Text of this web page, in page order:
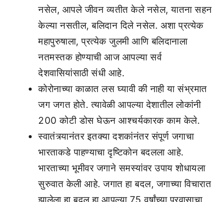
नसेल, आपले जीवन व्यतीत केले नसेल, यातना सहन
केल्या नसतील, बलिदान दिले नसेल. अशा प्रत्येक
महापुरुषाला, प्रत्येक जुलमी आणि बलिदानाला
नतमस्तक होण्याची आज आपल्या सर्व
देशवासियांसाठी संधी आहे.
कोरोनाच्या काळात लस घ्यावी की नाही या संभ्रमात
जग जगत होते. त्यावेळी आपल्या देशातील लोकांनी
200 कोटी डोस घेऊन आश्चर्यकारक काम केले.
स्वातंत्र्यानंतर इतक्या दशकांनंतर संपूर्ण जगाचा
भारताकडे पाहण्याचा दृष्टिकोन बदलला आहे.
भारताच्या भूमीवर जगाने समस्यांवर उपाय शोधायला
सुरुवात केली आहे. जगात हा बदल, जगाच्या विचारात
झालेला हा बदल हा आपल्या 75 वर्षांच्या प्रवासाचा